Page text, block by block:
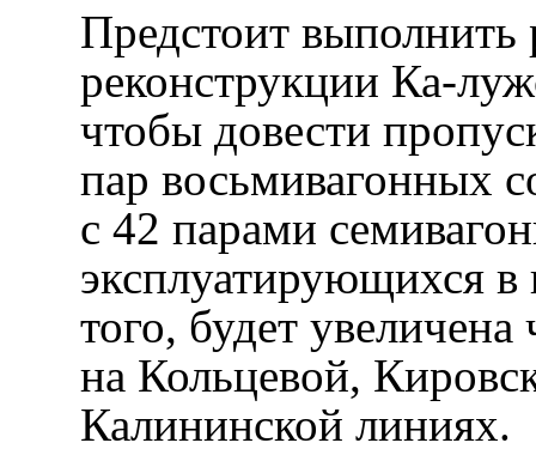
Предстоит выполнить
реконструкции Ка-
чтобы довести
пар восьмивагонных
с 42 парами
эксплуатирующихся
того, будет
на Кольцевой,
Калининской линиях.